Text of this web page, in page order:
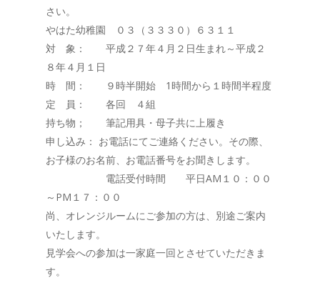
さい。
やはた幼稚園 ０３（３３３０）６３１１
対 象： 平成２７年４月２日生まれ～平成２
８年４月１日
時 間： ９時半開始 1時間から１時間半程度
定 員： 各回 ４組
持ち物； 筆記用具・母子共に上履き
申し込み： お電話にてご連絡ください。その際、
お子様のお名前、お電話番号をお聞きします。
電話受付時間 平日AM１０：００
～PM１７：００
尚、オレンジルームにご参加の方は、別途ご案内
いたします。
見学会への参加は一家庭一回とさせていただきま
す。